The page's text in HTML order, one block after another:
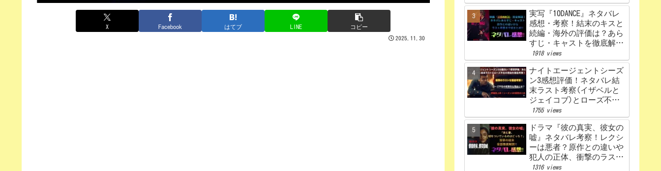
X Facebook はてブ LINE コピー
2025.11.30
実写『10DANCE』ネタバレ
感想・考察！結末のキスと
続編・海外の評価は？あら
すじ・キャストを徹底解
説！【Netflix】
1918 views
ナイトエージェントシーズ
ン3感想評価！ネタバレ結
末ラスト考察(イザベルと
ジェイコブ)とローズ不在
の理由を解説‼
1755 views
ドラマ『彼の真実、彼女の
嘘』ネタバレ考察！レクシ
ーは悪者？原作との違いや
犯人の正体、衝撃のラスト
まで完全解説
1316 views